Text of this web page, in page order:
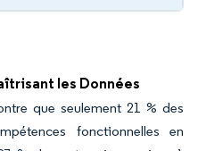
les Données
que seulement 21 % des
fonctionnelles en